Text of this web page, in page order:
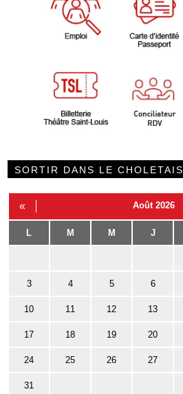
SORTIR DANS LE CHOLETAIS
« Août 2026
L M M J
3 4 5 6
10 11 12 13
17 18 19 20
24 25 26 27
31